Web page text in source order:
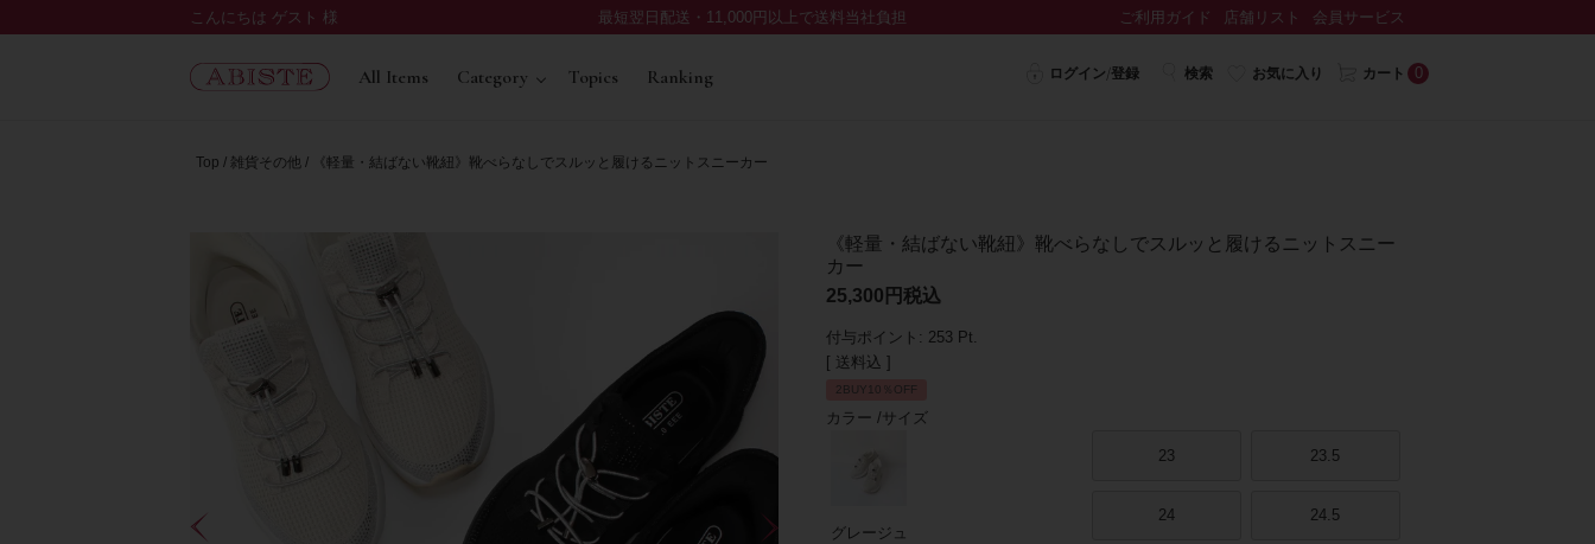
こんにちは ゲスト 様 最短翌日配送・11,000円以上で送料当社負担 ご利用ガイド 店舗リスト 会員サービス
All Items Category Topics Ranking ログイン/登録 検索 お気に入り カート 0
Top 雑貨その他 《軽量・結ばない靴紐》靴べらなしでスルッと履けるニットスニーカー
《軽量・結ばない靴紐》靴べらなしでスルッと履けるニットスニー
カー
25,300
税込
付与ポイント: 253 Pt.
送料込
2BUY10％OFF
カラー サイズ
グレージュ
23 23.5
24 24.5